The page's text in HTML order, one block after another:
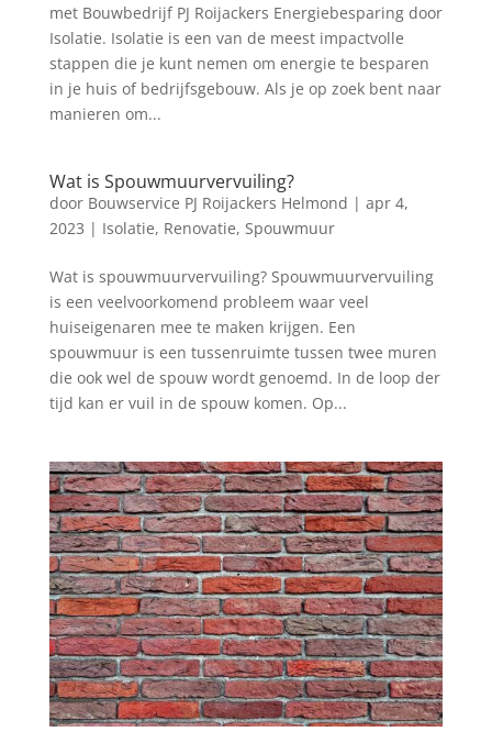
met Bouwbedrijf PJ Roijackers Energiebesparing door
Isolatie. Isolatie is een van de meest impactvolle
stappen die je kunt nemen om energie te besparen
in je huis of bedrijfsgebouw. Als je op zoek bent naar
manieren om...
Wat is Spouwmuurvervuiling?
door Bouwservice PJ Roijackers Helmond | apr 4,
2023 | Isolatie, Renovatie, Spouwmuur
Wat is spouwmuurvervuiling? Spouwmuurvervuiling
is een veelvoorkomend probleem waar veel
huiseigenaren mee te maken krijgen. Een
spouwmuur is een tussenruimte tussen twee muren
die ook wel de spouw wordt genoemd. In de loop der
tijd kan er vuil in de spouw komen. Op...